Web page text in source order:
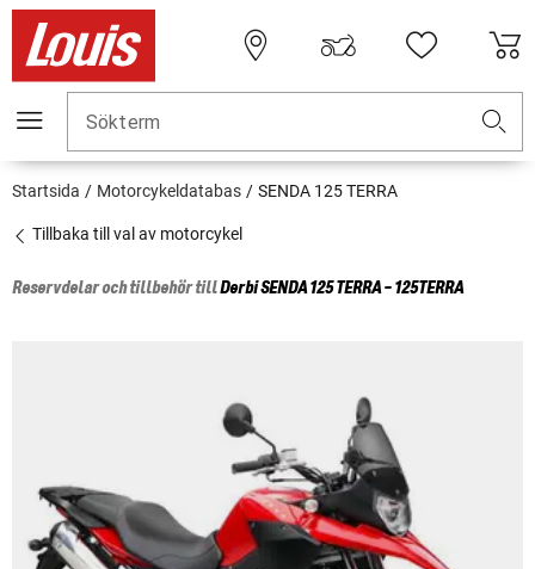
Sökterm
Startsida Motorcykeldatabas SENDA 125 TERRA
Tillbaka till val av motorcykel
Reservdelar och tillbehör tillDerbiSENDA 125 TERRA - 125TERRA